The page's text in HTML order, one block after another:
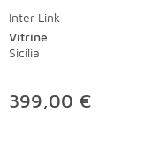
Inter Link
Vitrine
Sicilia
399,00 €